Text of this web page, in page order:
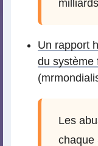
Un rapport
du système
Les
chaque